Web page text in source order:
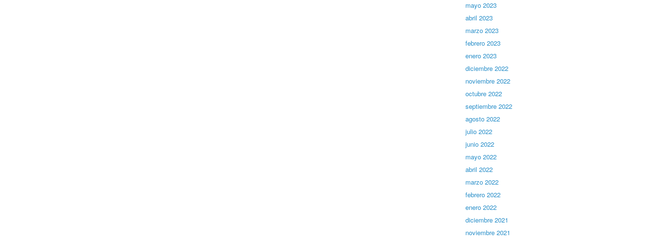
mayo 2023
abril 2023
marzo 2023
febrero 2023
enero 2023
diciembre 2022
noviembre 2022
octubre 2022
septiembre 2022
agosto 2022
julio 2022
junio 2022
mayo 2022
abril 2022
marzo 2022
febrero 2022
enero 2022
diciembre 2021
noviembre 2021